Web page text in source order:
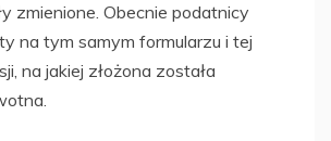
zmienione. Obecnie podatnicy
na tym samym formularzu i tej
na jakiej złożona została